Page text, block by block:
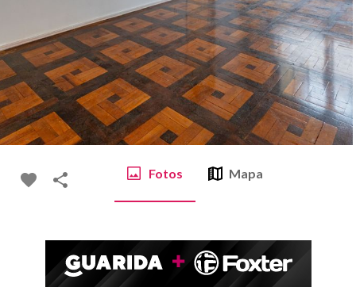
Fotos Mapa